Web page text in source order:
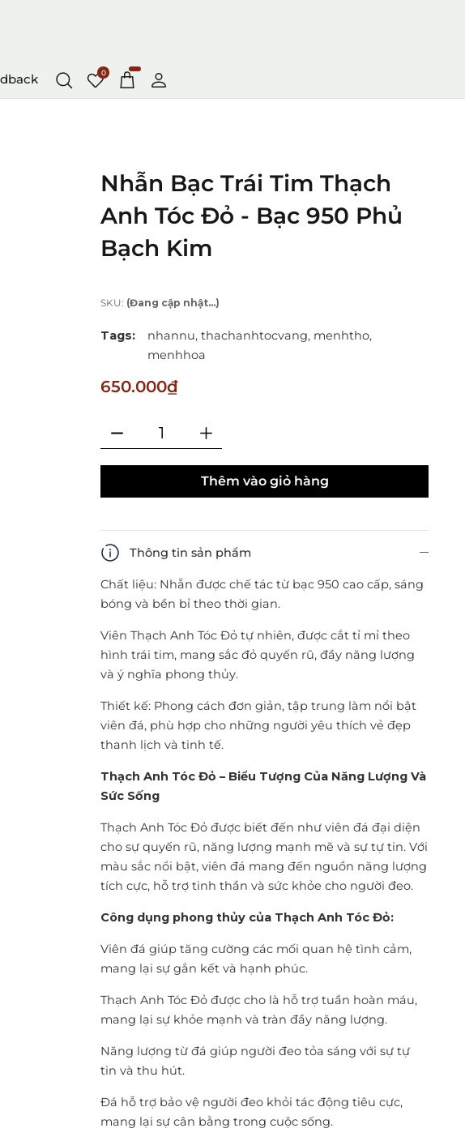
0
Nhẫn Bạc Trái Tim Thạch
Anh Tóc Đỏ - Bạc 950 Phủ
Bạch Kim
SKU: (Đang cập nhật...)
Tags: nhannu, thachanhtocvang, menhtho,
menhhoa
650.000₫
Thêm vào giỏ hàng
Thông tin sản phẩm
Chất liệu: Nhẫn được chế tác từ bạc 950 cao cấp, sáng
bóng và bền bỉ theo thời gian.
Viên Thạch Anh Tóc Đỏ tự nhiên, được cắt tỉ mỉ theo
hình trái tim, mang sắc đỏ quyến rũ, đầy năng lượng
và ý nghĩa phong thủy.
Thiết kế: Phong cách đơn giản, tập trung làm nổi bật
viên đá, phù hợp cho những người yêu thích vẻ đẹp
thanh lịch và tinh tế.
Thạch Anh Tóc Đỏ – Biểu Tượng Của Năng Lượng Và
Sức Sống
Thạch Anh Tóc Đỏ được biết đến như viên đá đại diện
cho sự quyến rũ, năng lượng mạnh mẽ và sự tự tin. Với
màu sắc nổi bật, viên đá mang đến nguồn năng lượng
tích cực, hỗ trợ tinh thần và sức khỏe cho người đeo.
Công dụng phong thủy của Thạch Anh Tóc Đỏ:
Viên đá giúp tăng cường các mối quan hệ tình cảm,
mang lại sự gắn kết và hạnh phúc.
Thạch Anh Tóc Đỏ được cho là hỗ trợ tuần hoàn máu,
mang lại sự khỏe mạnh và tràn đầy năng lượng.
Năng lượng từ đá giúp người đeo tỏa sáng với sự tự
tin và thu hút.
Đá hỗ trợ bảo vệ người đeo khỏi tác động tiêu cực,
mang lại sự cân bằng trong cuộc sống.